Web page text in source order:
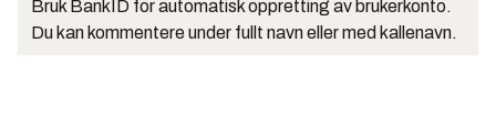
Bruk BankID for automatisk oppretting av brukerkonto.
Du kan kommentere under fullt navn eller med kallenavn.